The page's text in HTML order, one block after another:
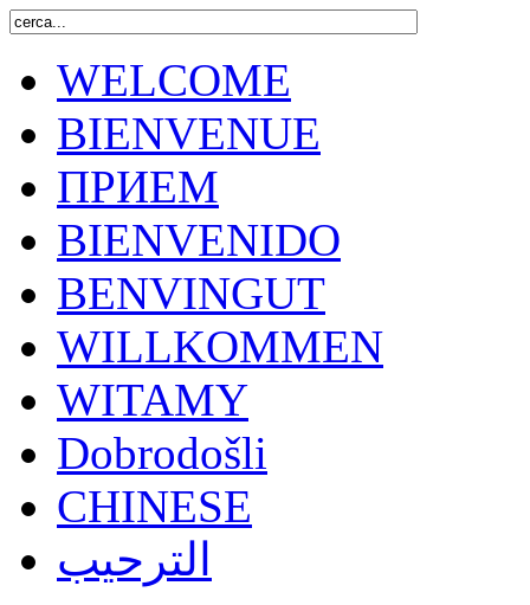
WELCOME
BIENVENUE
ПРИЕМ
BIENVENIDO
BENVINGUT
WILLKOMMEN
WITAMY
Dobrodošli
CHINESE
الترحيب